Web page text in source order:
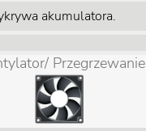
akumulatora.
Przegrzewanie